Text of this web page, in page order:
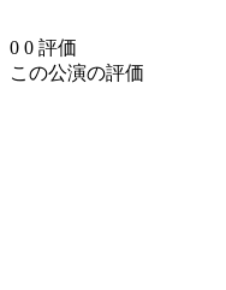
0 0 評価
この公演の評価